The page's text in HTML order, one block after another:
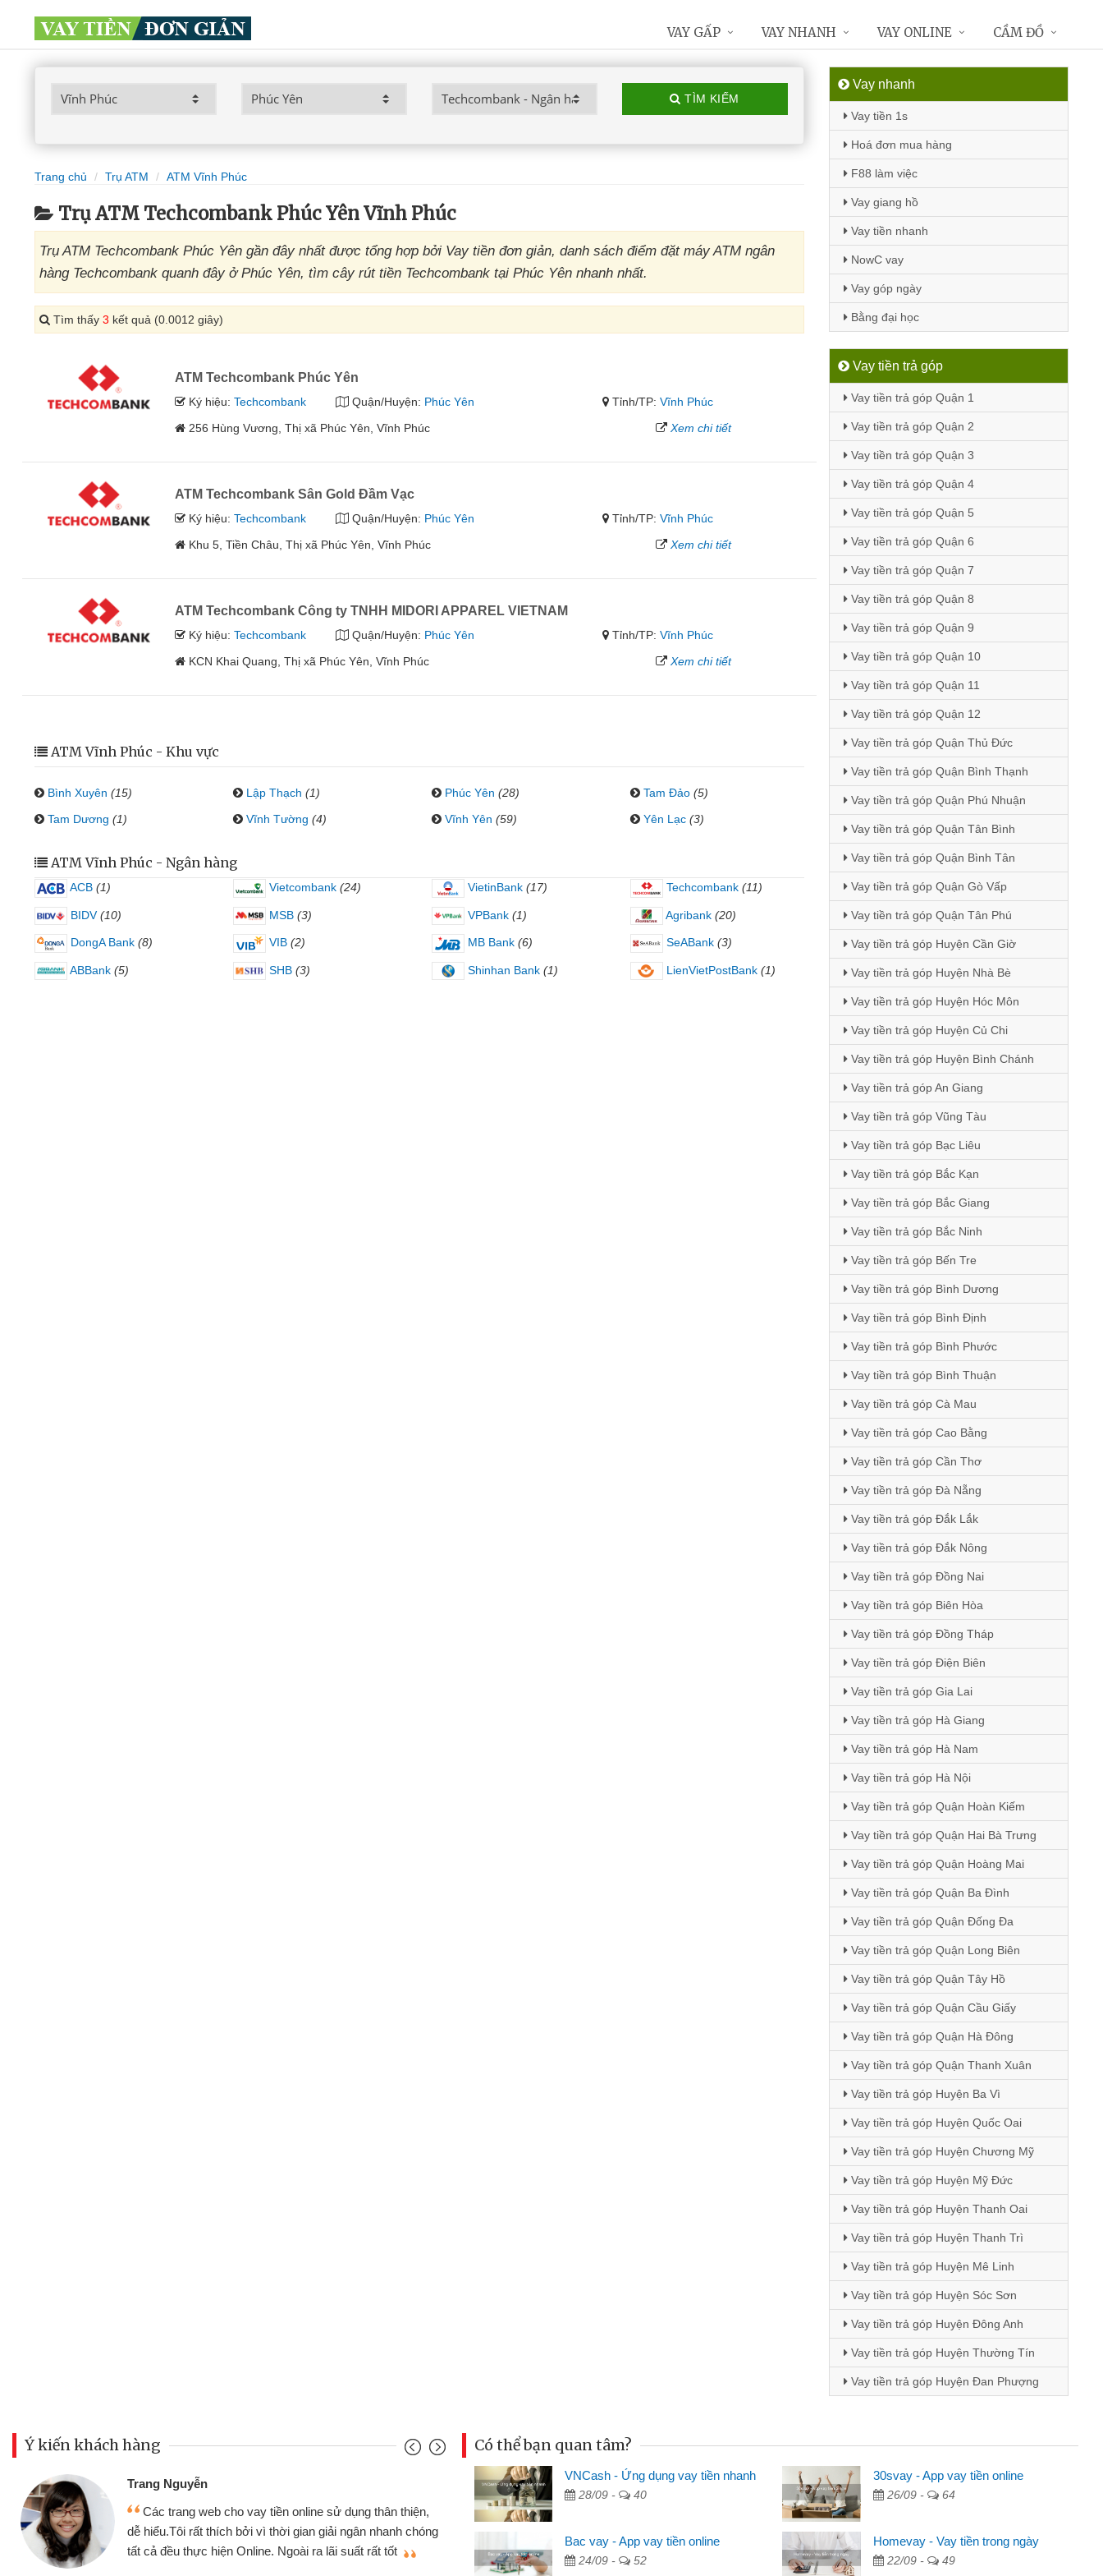
TÌM KIẾM
Trang chủ Trụ ATM ATM Vĩnh Phúc
Trụ ATM Techcombank Phúc Yên Vĩnh Phúc
Trụ ATM Techcombank Phúc Yên gần đây nhất được tổng hợp bởi Vay tiền đơn giản, danh sách điểm đặt máy ATM ngân
hàng Techcombank quanh đây ở Phúc Yên, tìm cây rút tiền Techcombank tại Phúc Yên nhanh nhất.
Tìm thấy 3 kết quả (0.0012 giây)
ATM Techcombank Phúc Yên
Ký hiệu:Techcombank Quận/Huyện: Phúc Yên Tỉnh/TP:Vĩnh Phúc
256 Hùng Vương, Thị xã Phúc Yên, Vĩnh Phúc
Xem chi tiết
ATM Techcombank Sân Gold Đầm Vạc
Ký hiệu:Techcombank Quận/Huyện: Phúc Yên Tỉnh/TP:Vĩnh Phúc
Khu 5, Tiền Châu, Thị xã Phúc Yên, Vĩnh Phúc
Xem chi tiết
ATM Techcombank Công ty TNHH MIDORI APPAREL VIETNAM
Ký hiệu:Techcombank Quận/Huyện: Phúc Yên Tỉnh/TP:Vĩnh Phúc
KCN Khai Quang, Thị xã Phúc Yên, Vĩnh Phúc
Xem chi tiết
ATM Vĩnh Phúc - Khu vực
Bình Xuyên (15) Lập Thạch (1) Phúc Yên (28) Tam Đảo (5)
Tam Dương (1) Vĩnh Tường (4) Vĩnh Yên (59) Yên Lạc (3)
ATM Vĩnh Phúc - Ngân hàng
ACB (1) Vietcombank (24) VietinBank (17) Techcombank (11)
BIDV (10) MSB (3) VPBank (1) Agribank (20)
DongA Bank (8) VIB (2) MB Bank (6) SeABank (3)
ABBank (5) SHB (3) Shinhan Bank (1) LienVietPostBank (1)
Vay nhanh
Vay tiền 1s
Hoá đơn mua hàng
F88 làm việc
Vay giang hồ
Vay tiền nhanh
NowC vay
Vay góp ngày
Bằng đại học
Vay tiền trả góp
Vay tiền trả góp Quận 1
Vay tiền trả góp Quận 2
Vay tiền trả góp Quận 3
Vay tiền trả góp Quận 4
Vay tiền trả góp Quận 5
Vay tiền trả góp Quận 6
Vay tiền trả góp Quận 7
Vay tiền trả góp Quận 8
Vay tiền trả góp Quận 9
Vay tiền trả góp Quận 10
Vay tiền trả góp Quận 11
Vay tiền trả góp Quận 12
Vay tiền trả góp Quận Thủ Đức
Vay tiền trả góp Quận Bình Thạnh
Vay tiền trả góp Quận Phú Nhuận
Vay tiền trả góp Quận Tân Bình
Vay tiền trả góp Quận Bình Tân
Vay tiền trả góp Quận Gò Vấp
Vay tiền trả góp Quận Tân Phú
Vay tiền trả góp Huyện Cần Giờ
Vay tiền trả góp Huyện Nhà Bè
Vay tiền trả góp Huyện Hóc Môn
Vay tiền trả góp Huyện Củ Chi
Vay tiền trả góp Huyện Bình Chánh
Vay tiền trả góp An Giang
Vay tiền trả góp Vũng Tàu
Vay tiền trả góp Bạc Liêu
Vay tiền trả góp Bắc Kạn
Vay tiền trả góp Bắc Giang
Vay tiền trả góp Bắc Ninh
Vay tiền trả góp Bến Tre
Vay tiền trả góp Bình Dương
Vay tiền trả góp Bình Định
Vay tiền trả góp Bình Phước
Vay tiền trả góp Bình Thuận
Vay tiền trả góp Cà Mau
Vay tiền trả góp Cao Bằng
Vay tiền trả góp Cần Thơ
Vay tiền trả góp Đà Nẵng
Vay tiền trả góp Đắk Lắk
Vay tiền trả góp Đắk Nông
Vay tiền trả góp Đồng Nai
Vay tiền trả góp Biên Hòa
Vay tiền trả góp Đồng Tháp
Vay tiền trả góp Điện Biên
Vay tiền trả góp Gia Lai
Vay tiền trả góp Hà Giang
Vay tiền trả góp Hà Nam
Vay tiền trả góp Hà Nội
Vay tiền trả góp Quận Hoàn Kiếm
Vay tiền trả góp Quận Hai Bà Trưng
Vay tiền trả góp Quận Hoàng Mai
Vay tiền trả góp Quận Ba Đình
Vay tiền trả góp Quận Đống Đa
Vay tiền trả góp Quận Long Biên
Vay tiền trả góp Quận Tây Hồ
Vay tiền trả góp Quận Cầu Giấy
Vay tiền trả góp Quận Hà Đông
Vay tiền trả góp Quận Thanh Xuân
Vay tiền trả góp Huyện Ba Vì
Vay tiền trả góp Huyện Quốc Oai
Vay tiền trả góp Huyện Chương Mỹ
Vay tiền trả góp Huyện Mỹ Đức
Vay tiền trả góp Huyện Thanh Oai
Vay tiền trả góp Huyện Thanh Trì
Vay tiền trả góp Huyện Mê Linh
Vay tiền trả góp Huyện Sóc Sơn
Vay tiền trả góp Huyện Đông Anh
Vay tiền trả góp Huyện Thường Tín
Vay tiền trả góp Huyện Đan Phượng
VAY GẤP VAY NHANH VAY ONLINE CẦM ĐỒ
Ý kiến khách hàng
thiện,
chóng
Đoàn Hữu Cảnh
Mình cần tiền gấp nên định cầm cố chiếc xe wave
nhưng thật may đã có gói vay tiền bằng CMND online
không cần gặp mặt nên rất tiện lợi, sẽ giới thiệu cho bạn
Mai Lan - Sinh viên
Tôi biết đến thông qua quảng cáo trên facebook. Tôi là
sinh viên nên cần đóng tiền nhà, sinh nhật bạn bè, mà đọc
thấy thủ tục nhanh gọn nên tôi quyết định vay
Có thể bạn quan tâm?
VNCash - Ứng dụng vay tiền nhanh
28/09 - 40
30svay - App vay tiền online
26/09 - 64
Bac vay - App vay tiền online
24/09 - 52
Homevay - Vay tiền trong ngày
22/09 - 49